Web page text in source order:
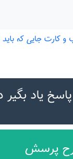
یاد بگیر
پرسش